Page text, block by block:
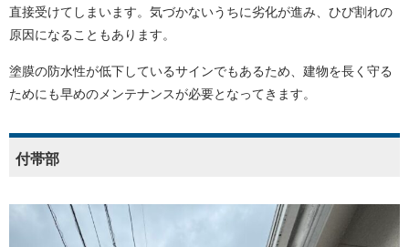
直接受けてしまいます。気づかないうちに劣化が進み、ひび割れの
原因になることもあります。
塗膜の防水性が低下しているサインでもあるため、建物を長く守る
ためにも早めのメンテナンスが必要となってきます。
付帯部